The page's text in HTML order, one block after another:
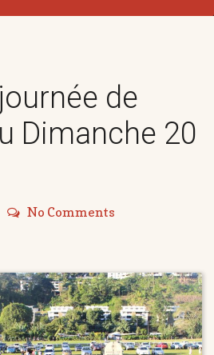
de
Dimanche 20
No Comments